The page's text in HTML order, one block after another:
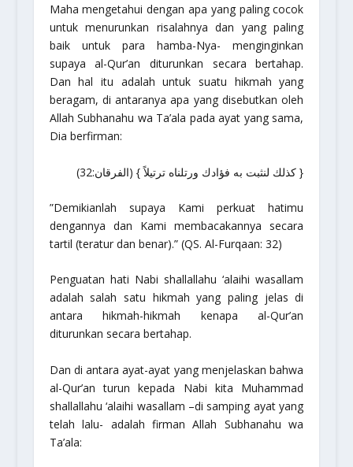
Maha mengetahui dengan apa yang paling cocok
untuk menurunkan risalahnya dan yang paling
baik untuk para hamba-Nya- menginginkan
supaya al-Qur’an diturunkan secara bertahap.
Dan hal itu adalah untuk suatu hikmah yang
beragam, di antaranya apa yang disebutkan oleh
AllahSubhanahu wa Ta’ala pada ayat yang sama,
Dia berfirman:
{ كذلك لنثبت به فؤادك ورتلناه ترتيلاً } (الفرقان:32)
”Demikianlah supaya Kami perkuat hatimu
dengannya dan Kami membacakannya secara
tartil (teratur dan benar).”(QS. Al-Furqaan: 32)
Penguatan hati Nabi shallallahu ‘alaihi wasallam
adalah salah satu hikmah yang paling jelas di
antara hikmah-hikmah kenapa al-Qur’an
diturunkan secara bertahap.
Dan di antara ayat-ayat yang menjelaskan bahwa
al-Qur’an turun kepada Nabi kita Muhammad
shallallahu ‘alaihi wasallam –di samping ayat yang
telah lalu- adalah firman Allah Subhanahu wa
Ta’ala: